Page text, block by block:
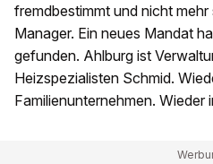
fremdbestimmt und nicht
Manager. Ein neues Mandat
gefunden. Ahlburg ist
Heizspezialisten Schmid.
Familienunternehmen. Wieder